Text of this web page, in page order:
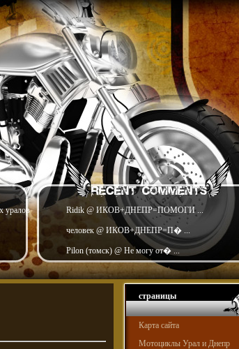
уралов
Ridik @ ИКОВ+ДНЕПР=ПОМОГИ ...
человек @ ИКОВ+ДНЕПР=П� ...
Pilon (томск) @ Не могу от� ...
страницы
Карта сайта
Мотоциклы Урал и Днепр